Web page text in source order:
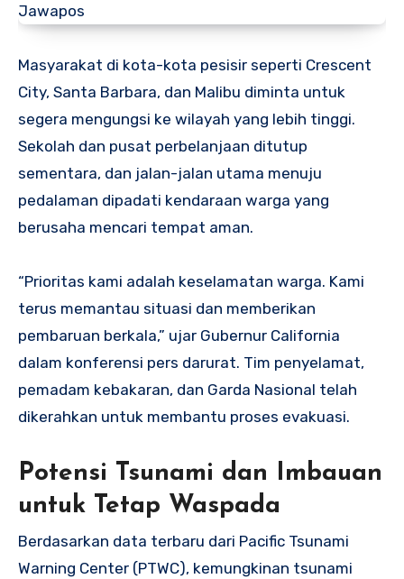
Masyarakat di kota-kota pesisir seperti Crescent
City, Santa Barbara, dan Malibu diminta untuk
segera mengungsi ke wilayah yang lebih tinggi.
Sekolah dan pusat perbelanjaan ditutup
sementara, dan jalan-jalan utama menuju
pedalaman dipadati kendaraan warga yang
berusaha mencari tempat aman.
“Prioritas kami adalah keselamatan warga. Kami
terus memantau situasi dan memberikan
pembaruan berkala,” ujar Gubernur California
dalam konferensi pers darurat. Tim penyelamat,
pemadam kebakaran, dan Garda Nasional telah
dikerahkan untuk membantu proses evakuasi.
Potensi Tsunami dan Imbauan
untuk Tetap Waspada
Berdasarkan data terbaru dari Pacific Tsunami
Warning Center (PTWC), kemungkinan tsunami